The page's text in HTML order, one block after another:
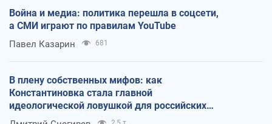
Война и медиа: политика перешла в соцсети,
а СМИ играют по правилам YouTube
Павел Казарин 681
В плену собственных мифов: как
Константиновка стала главной
идеологической ловушкой для российских
оккупантов